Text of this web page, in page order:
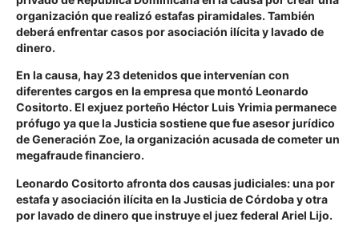
organización que realizó estafas piramidales. También
deberá enfrentar casos por asociación ilícita y lavado de
dinero.
En la causa, hay 23 detenidos que intervenían con
diferentes cargos en la empresa que montó Leonardo
Cositorto. El exjuez porteño Héctor Luis Yrimia permanece
prófugo ya que la Justicia sostiene que fue asesor jurídico
de Generación Zoe, la organización acusada de cometer un
megafraude financiero.
Leonardo Cositorto afronta dos causas judiciales: una por
estafa y asociación ilícita en la Justicia de Córdoba y otra
por lavado de dinero que instruye el juez federal Ariel Lijo.